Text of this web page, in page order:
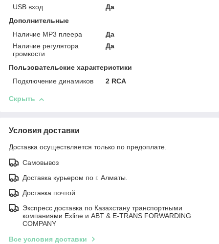
USB вход
Да
Дополнительные
Наличие MP3 плеера
Да
Наличие регулятора
громкости
Да
Пользовательские характеристики
Подключение динамиков
2 RCA
Скрыть
Условия доставки
Доставка осуществляется только по предоплате.
Самовывоз
Доставка курьером по г. Алматы.
Доставка почтой
Экспресс доставка по Казахстану транспортными
компаниями Exline и ABT & E-TRANS FORWARDING
COMPANY
Все условия доставки